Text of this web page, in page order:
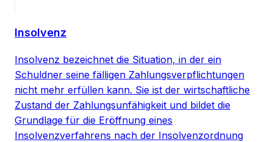
Insolvenz
Insolvenz bezeichnet die Situation, in der ein
Schuldner seine fälligen Zahlungsverpflichtungen
nicht mehr erfüllen kann. Sie ist der wirtschaftliche
Zustand der Zahlungsunfähigkeit und bildet die
Grundlage für die Eröffnung eines
Insolvenzverfahrens nach der Insolvenzordnung